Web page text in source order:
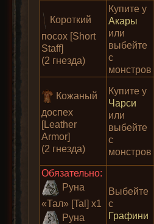
Короткий
посох [Short
Staff]
(2 гнезда)
Купите у
Акары
или
выбейте
с
монстров
Кожаный
доспех
[Leather
Armor]
(2 гнезда)
Купите у
Чарси
или
выбейте
с
монстров
Обязательно:
Руна
«Тал» [Tal] x1
Руна
Выбейте
с
Графини